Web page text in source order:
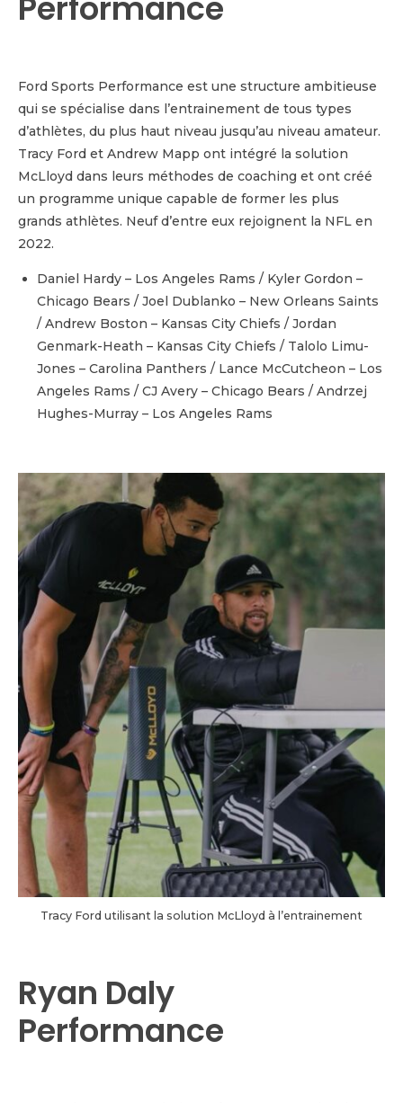
Ford Sports Performance est une structure ambitieuse
qui se spécialise dans l’entrainement de tous types
d’athlètes, du plus haut niveau jusqu’au niveau amateur.
Tracy Ford et Andrew Mapp ont intégré la solution
McLloyd dans leurs méthodes de coaching et ont créé
un programme unique capable de former les plus
grands athlètes. Neuf d’entre eux rejoignent la NFL en
2022.
Daniel Hardy – Los Angeles Rams / Kyler Gordon –
Chicago Bears / Joel Dublanko – New Orleans Saints
/ Andrew Boston – Kansas City Chiefs / Jordan
Genmark-Heath – Kansas City Chiefs / Talolo Limu-
Jones – Carolina Panthers / Lance McCutcheon – Los
Angeles Rams / CJ Avery – Chicago Bears / Andrzej
Hughes-Murray – Los Angeles Rams
Tracy Ford utilisant la solution McLloyd à l’entrainement
Ryan Daly
Performance